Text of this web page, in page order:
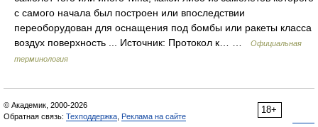
с самого начала был построен или впоследствии
переоборудован для оснащения под бомбы или ракеты класса
воздух поверхность ... Источник: Протокол к… …
Официальная
терминология
18+
© Академик, 2000-2026
Обратная связь: Техподдержка Реклама на сайте